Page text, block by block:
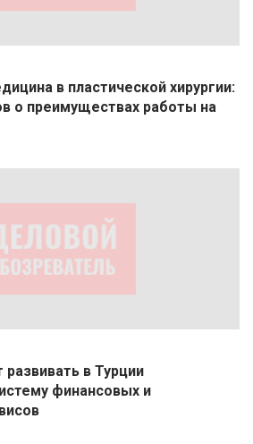
в пластической хирургии:
о преимуществах работы на
развивать в Турции
финансовых и